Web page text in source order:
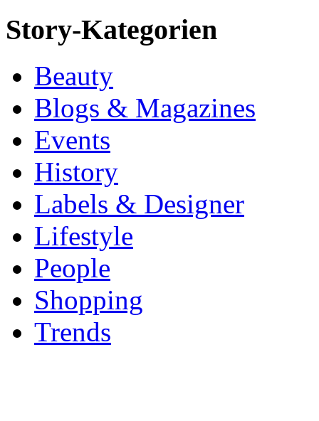
Story-Kategorien
Beauty
Blogs & Magazines
Events
History
Labels & Designer
Lifestyle
People
Shopping
Trends